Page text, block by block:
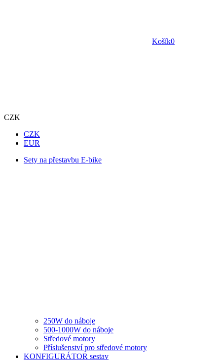
Košík0
CZK
CZK
EUR
Sety na přestavbu E-bike
250W do náboje
500-1000W do náboje
Středové motory
Příslušenství pro středové motory
KONFIGURÁTOR sestav